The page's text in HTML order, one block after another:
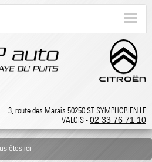
3, route des Marais 50250 ST SYMPHORIEN LE
VALOIS -02 33 76 71 10
êtes ici